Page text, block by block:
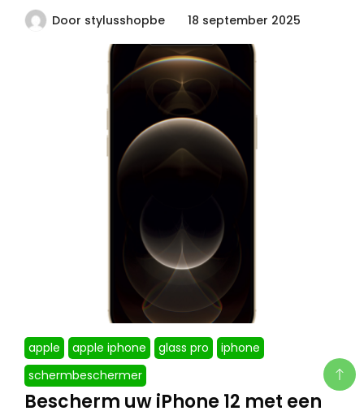
Door stylusshopbe 18 september 2025
apple apple iphone glass pro
iphone
schermbeschermer
Bescherm uw iPhone 12 met een